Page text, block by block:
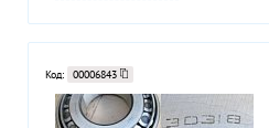
Код: 00006843